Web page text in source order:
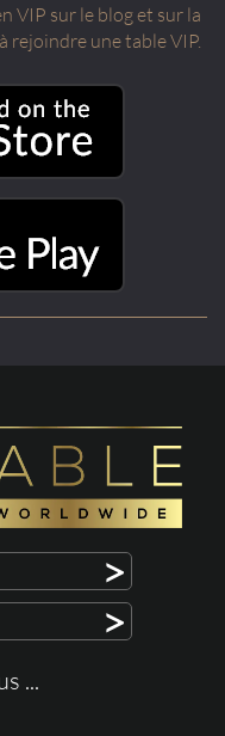
VIP sur le blog et sur la
une table VIP.
>
>
...